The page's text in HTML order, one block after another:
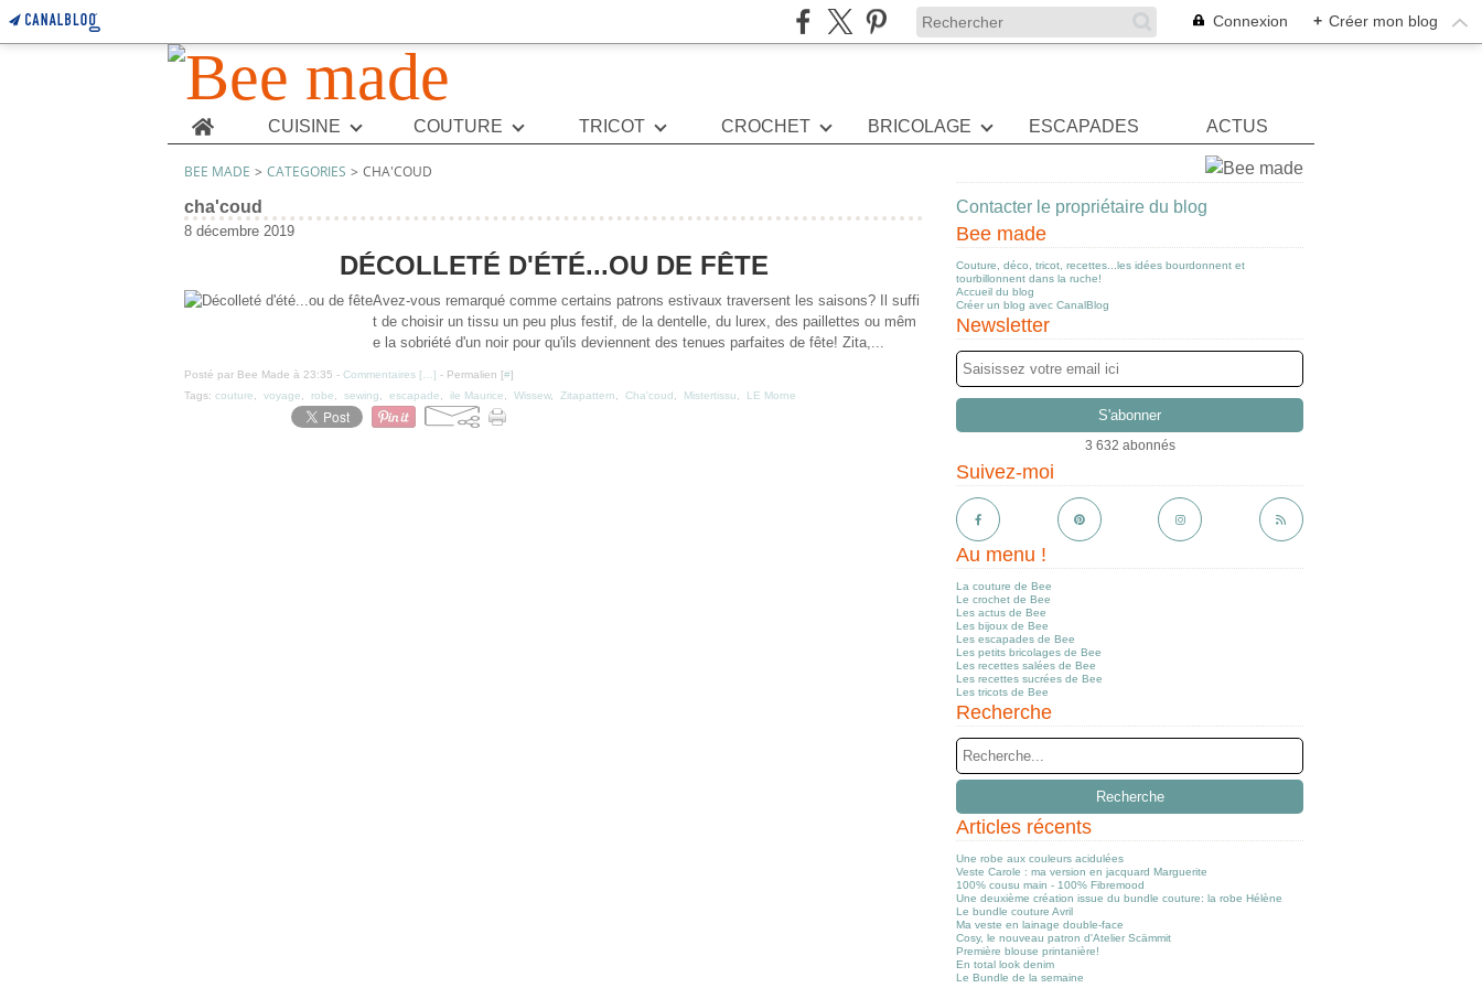
Connexion + Créer mon blog
Home CUISINE COUTURE TRICOT CROCHET BRICOLAGE ESCAPADES ACTUS
BEE MADE > CATEGORIES > CHA'COUD
cha'coud
8 décembre 2019
DÉCOLLETÉ D'ÉTÉ...OU DE FÊTE
Avez-vous remarqué comme certains patrons estivaux traversent les saisons? Il suffi
t de choisir un tissu un peu plus festif, de la dentelle, du lurex, des paillettes ou mêm
e la sobriété d'un noir pour qu'ils deviennent des tenues parfaites de fête! Zita,...
Posté par Bee Made à 23:35 - Commentaires [ ] - Permalien [#]
Tags: couture voyage robe sewing escapade ile Maurice Wissew, Zitapattern Cha'coud Mistertissu LE Morne
Contacter le propriétaire du blog
Bee made
Couture, déco, tricot, recettes...les idées bourdonnent et
tourbillonnent dans la ruche!
Accueil du blog
Créer un blog avec CanalBlog
Newsletter
3 632 abonnés
Suivez-moi
Au menu !
La couture de Bee
Le crochet de Bee
Les actus de Bee
Les bijoux de Bee
Les escapades de Bee
Les petits bricolages de Bee
Les recettes salées de Bee
Les recettes sucrées de Bee
Les tricots de Bee
Recherche
Articles récents
Une robe aux couleurs acidulées
Veste Carole : ma version en jacquard Marguerite
100% cousu main - 100% Fibremood
Une deuxième création issue du bundle couture: la robe Hélène
Le bundle couture Avril
Ma veste en lainage double-face
Cosy, le nouveau patron d'Atelier Scämmit
Première blouse printanière!
En total look denim
Le Bundle de la semaine